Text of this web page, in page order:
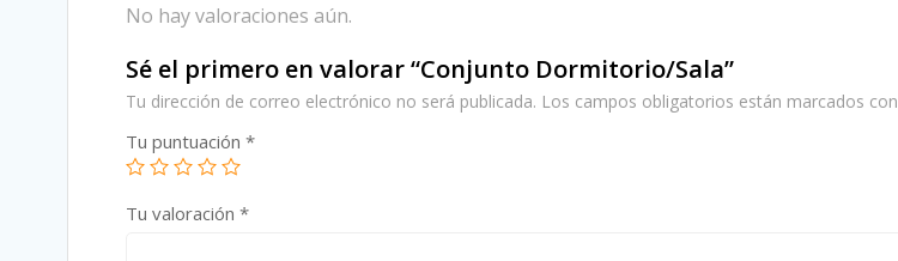
No hay valoraciones aún.
Sé el primero en valorar “Conjunto Dormitorio/Sala”
Tu dirección de correo electrónico no será publicada. Los campos obligatorios están marcados con
Tu puntuación *
Tu valoración *